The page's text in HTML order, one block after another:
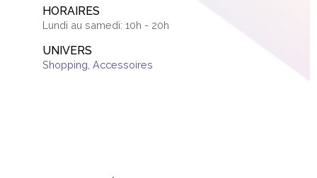
HORAIRES
Lundi au samedi: 10h - 20h
UNIVERS
Shopping Accessoires